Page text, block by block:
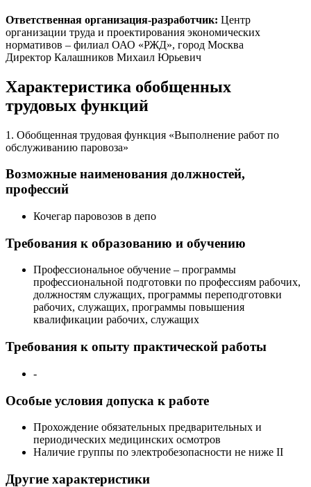
Ответственная организация-разработчик: Центр
организации труда и проектирования экономических
нормативов – филиал ОАО «РЖД», город Москва
Директор Калашников Михаил Юрьевич
Характеристика обобщенных
трудовых функций
1. Обобщенная трудовая функция «Выполнение работ по
обслуживанию паровоза»
Возможные наименования должностей,
профессий
Кочегар паровозов в депо
Требования к образованию и обучению
Профессиональное обучение – программы
профессиональной подготовки по профессиям рабочих,
должностям служащих, программы переподготовки
рабочих, служащих, программы повышения
квалификации рабочих, служащих
Требования к опыту практической работы
-
Особые условия допуска к работе
Прохождение обязательных предварительных и
периодических медицинских осмотров
Наличие группы по электробезопасности не ниже II
Другие характеристики